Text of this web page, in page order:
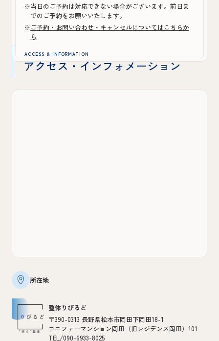
※当日のご予約は対応できない場合がございます。前日ま
でのご予約をお願いいたします。
※ ご予約・お問い合わせ・キャンセルについてはこちらか
ら
ACCESS & INFORMATION
アクセス・インフォメーション
所在地
整体りびるど
〒390-0313 長野県松本市岡田下岡田18-1
コニファーマンション岡田（旧レジデンス岡田）101
TEL/090-6933-8025